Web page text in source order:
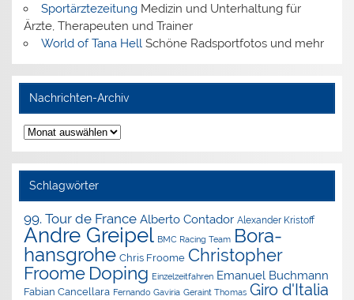
SportärztezeitungMedizin und Unterhaltung für
Ärzte, Therapeuten und Trainer
World of Tana HellSchöne Radsportfotos und mehr
Nachrichten-Archiv
Nachrichten-
Archiv
Schlagwörter
99. Tour de France Alberto Contador Alexander Kristoff
Andre Greipel BMC Racing Team Bora-
hansgrohe Chris Froome Christopher
Froome Doping Einzelzeitfahren Emanuel Buchmann
Fabian Cancellara Fernando Gaviria Geraint Thomas Giro d'Italia